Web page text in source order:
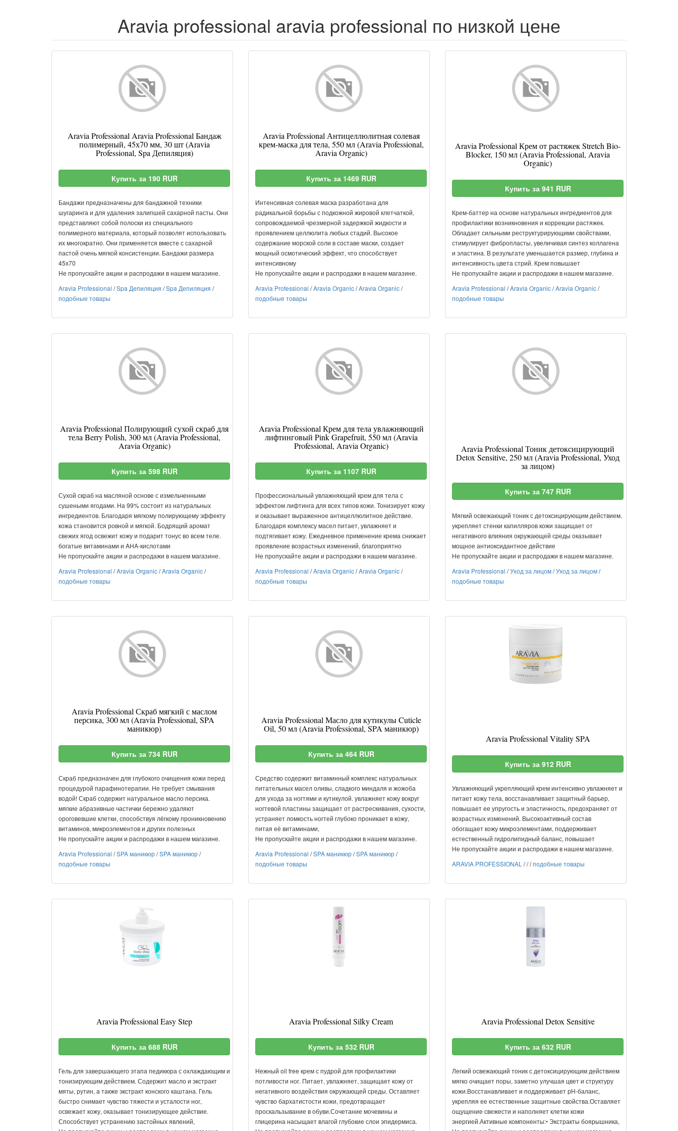
Aravia professional aravia professional по низкой цене
Aravia Professional Aravia Professional Бандаж
полимерный, 45х70 мм, 30 шт (Aravia
Professional, Spa Депиляция)
Купить за 190 RUR
Бандажи предназначены для бандажной техники
шугаринга и для удаления залипшей сахарной пасты. Они
представляют собой полоски из специального
полимерного материала, который позволят использовать
их многократно. Они применяется вместе с сахарной
пастой очень мягкой консистенции. Бандажи размера
45х70
Не пропускайте акции и распродажи в нашем магазине.
Aravia Professional /Spa Депиляция /Spa Депиляция /
подобные товары
Aravia Professional Антицеллюлитная солевая
крем-маска для тела, 550 мл (Aravia Professional,
Aravia Organic)
Купить за 1469 RUR
Интенсивная солевая маска разработана для
радикальной борьбы с подкожной жировой клетчаткой,
сопровождаемой чрезмерной задержкой жидкости и
проявлением целлюлита любых стадий. Высокое
содержание морской соли в составе маски, создает
мощный осмотический эффект, что способствует
интенсивному
Не пропускайте акции и распродажи в нашем магазине.
Aravia Professional /Aravia Organic/Aravia Organic/
подобные товары
Aravia Professional Крем от растяжек Stretch Bio-
Blocker, 150 мл (Aravia Professional, Aravia
Organic)
Купить за 941 RUR
Крем-баттер на основе натуральных ингредиентов для
профилактики возникновения и коррекции растяжек.
Обладает сильными реструктурирующими свойствами,
стимулирует фибропласты, увеличивая синтез коллагена
и эластина. В результате уменьшается размер, глубина и
интенсивность цвета стрий. Крем повышает
Не пропускайте акции и распродажи в нашем магазине.
Aravia Professional /Aravia Organic/Aravia Organic/
подобные товары
Aravia Professional Полирующий сухой скраб для
тела Berry Polish, 300 мл (Aravia Professional,
Aravia Organic)
Купить за 598 RUR
Сухой скраб на масляной основе с измельченными
сушеными ягодами. На 99% состоит из натуральных
ингредиентов. Благодаря мягкому полирующему эффекту
кожа становится ровной и мягкой. Бодрящий аромат
свежих ягод освежит кожу и подарит тонус во всем теле.
богатые витаминами и AHA-кислотами
Не пропускайте акции и распродажи в нашем магазине.
Aravia Professional /Aravia Organic/Aravia Organic/
подобные товары
Aravia Professional Крем для тела увлажняющий
лифтинговый Pink Grapefruit, 550 мл (Aravia
Professional, Aravia Organic)
Купить за 1107 RUR
Профессиональный увлажняющий крем для тела с
эффектом лифтинга для всех типов кожи. Тонизирует кожу
и оказывает выраженное антицеллюлитное действие.
Благодаря комплексу масел питает, увлажняет и
подтягивает кожу. Ежедневное применение крема снижает
проявление возрастных изменений, благоприятно
Не пропускайте акции и распродажи в нашем магазине.
Aravia Professional /Aravia Organic/Aravia Organic/
подобные товары
Aravia Professional Тоник детоксицирующий
Detox Sensitive, 250 мл (Aravia Professional, Уход
за лицом)
Купить за 747 RUR
Мягкий освежающий тоник с детоксицирующим действием.
укрепляет стенки капилляров кожи защищает от
негативного влияния окружающей среды оказывает
мощное антиоксидантное действие
Не пропускайте акции и распродажи в нашем магазине.
Aravia Professional /Уход за лицом/Уход за лицом/
подобные товары
Aravia Professional Скраб мягкий с маслом
персика, 300 мл (Aravia Professional, SPA
маникюр)
Купить за 734 RUR
Скраб предназначен для глубокого очищения кожи перед
процедурой парафинотерапии. Не требует смывания
водой! Скраб содержит натуральное масло персика.
мягкие абразивные частички бережно удаляют
ороговевшие клетки, способствуя лёгкому проникновению
витаминов, микроэлементов и других полезных
Не пропускайте акции и распродажи в нашем магазине.
Aravia Professional /SPA маникюр/SPA маникюр/
подобные товары
Aravia Professional Масло для кутикулы Cuticle
Oil, 50 мл (Aravia Professional, SPA маникюр)
Купить за 464 RUR
Средство содержит витаминный комплекс натуральных
питательных масел оливы, сладкого миндаля и жожоба
для ухода за ногтями и кутикулой. увлажняет кожу вокруг
ногтевой пластины защищает от растрескивания, сухости,
устраняет ломкость ногтей глубоко проникает в кожу,
питая её витаминами,
Не пропускайте акции и распродажи в нашем магазине.
Aravia Professional /SPA маникюр/SPA маникюр/
подобные товары
Aravia Professional Vitality SPA
Купить за 912 RUR
Увлажняющий укрепляющий крем интенсивно увлажняет и
питает кожу тела, восстанавливает защитный барьер,
повышает ее упругость и эластичность, предохраняет от
возрастных изменений. Высокоактивный состав
обогащает кожу микроэлементами, поддерживает
естественный гидролипидный баланс, повышает
Не пропускайте акции и распродажи в нашем магазине.
ARAVIA PROFESSIONAL ///подобные товары
Aravia Professional Easy Step
Купить за 688 RUR
Гель для завершающего этапа педикюра с охлаждающим и
тонизирующим действием. Содержит масло и экстракт
мяты, рутин, а также экстракт конского каштана. Гель
быстро снимает чувство тяжести и усталости ног,
освежает кожу, оказывает тонизирующее действие.
Способствует устранению застойных явлений,
Aravia Professional Silky Cream
Купить за 532 RUR
Нежный oil free крем с пудрой для профилактики
потливости ног. Питает, увлажняет, защищает кожу от
негативного воздействия окружающей среды. Оставляет
чувство бархатистости кожи, предотвращает
проскальзывание в обуви.Сочетание мочевины и
глицерина насыщает влагой глубокие слои эпидермиса.
Aravia Professional Detox Sensitive
Купить за 632 RUR
Легкий освежающий тоник с детоксицирующим действием
мягко очищает поры, заметно улучшая цвет и структуру
кожи.Восстанавливает и поддерживает рН-баланс,
укрепляя ее естественные защитные свойства.Оставляет
ощущение свежести и наполняет клетки кожи
энергией.Активные компоненты:• Экстракты боярышника,